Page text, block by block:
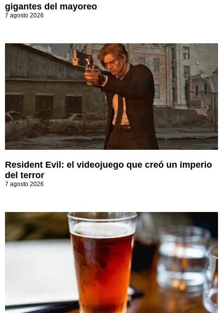
gigantes del mayoreo
7 agosto 2026
Resident Evil: el videojuego que creó un imperio
del terror
7 agosto 2026